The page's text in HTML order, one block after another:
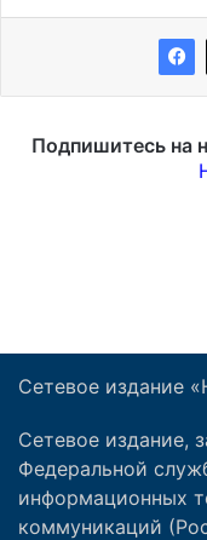
Сетевое издание
Сетевое издание,
Федеральной
информационных
коммуникаций